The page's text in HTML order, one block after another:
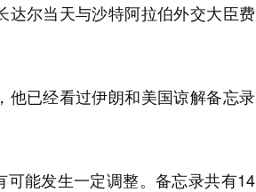
尔当天与沙特阿拉伯外交大臣费
他已经看过伊朗和美国谅解备忘录
能发生一定调整。备忘录共有14